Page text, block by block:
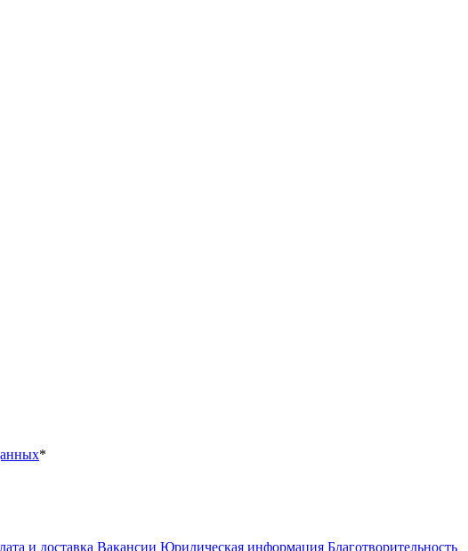
*
и доставка Вакансии Юридическая информация Благотворительность